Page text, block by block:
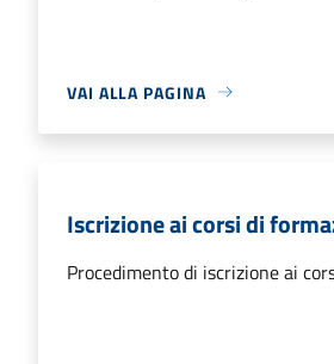
VAI ALLA PAGINA
Iscrizione ai corsi di
Procedimento di iscrizione ai